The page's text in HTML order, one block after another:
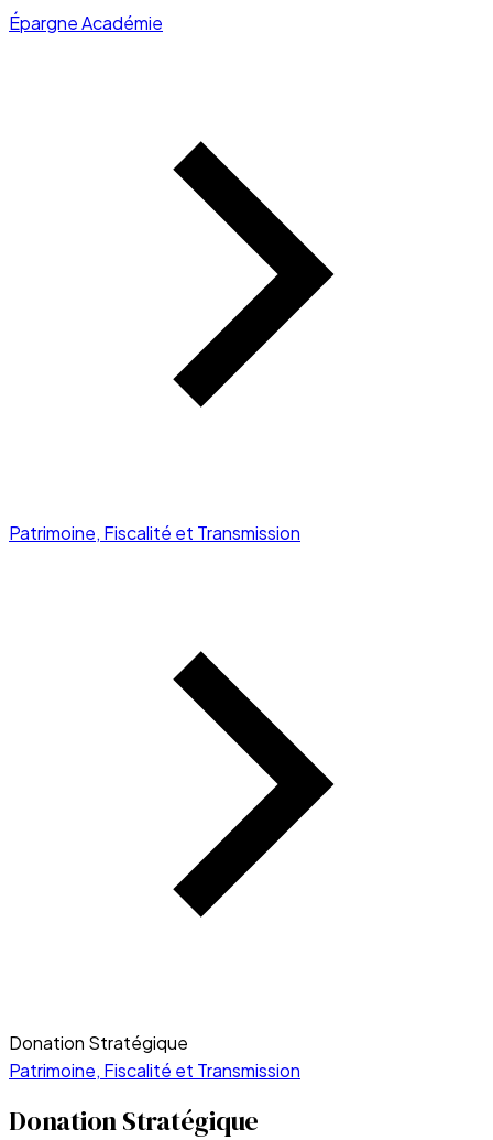
Épargne Académie
Patrimoine, Fiscalité et Transmission
Donation Stratégique
Patrimoine, Fiscalité et Transmission
Donation Stratégique